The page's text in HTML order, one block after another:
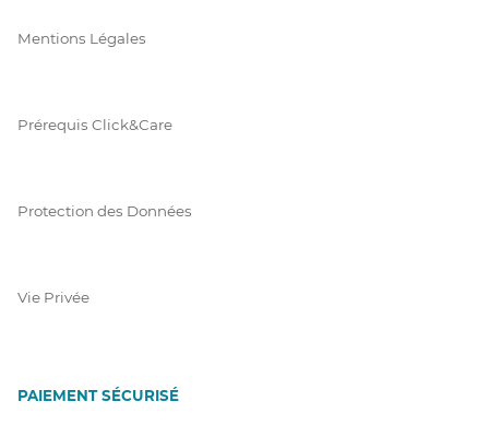
Mentions Légales
Prérequis Click&Care
Protection des Données
Vie Privée
PAIEMENT SÉCURISÉ